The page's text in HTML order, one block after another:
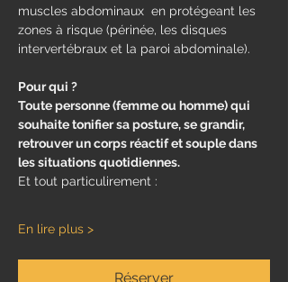
muscles abdominaux  en protégeant les
zones à risque (périnée, les disques
intervertébraux et la paroi abdominale).
Pour qui ?
Toute personne (femme ou homme) qui
souhaite tonifier sa posture, se grandir,
retrouver un corps réactif et souple dans
les situations quotidiennes.
Et tout particulirement :
En lire plus >
Réserver